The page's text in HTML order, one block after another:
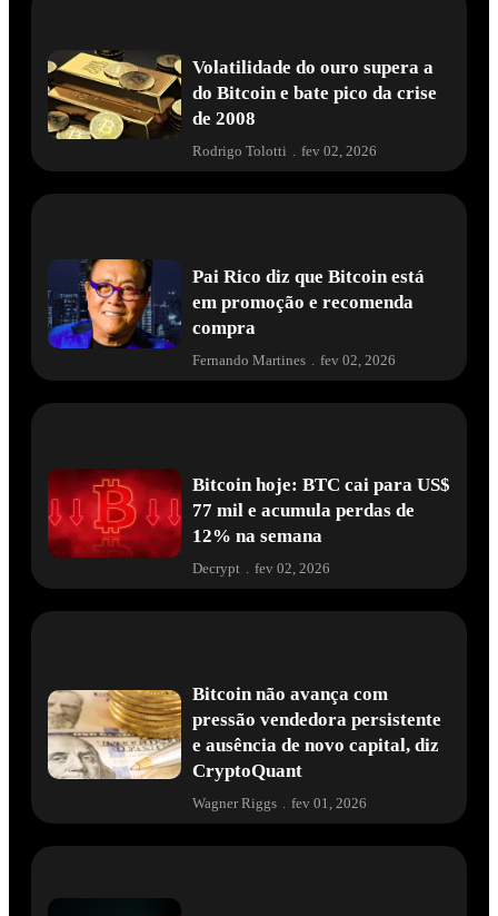
Volatilidade do ouro supera a
do Bitcoin e bate pico da crise
de 2008
Rodrigo Tolotti . fev 02, 2026
Pai Rico diz que Bitcoin está
em promoção e recomenda
compra
Fernando Martines fev 02, 2026
Bitcoin hoje: BTC cai para US$
77 mil e acumula perdas de
12% na semana
Decrypt . fev 02, 2026
Bitcoin não avança com
pressão vendedora persistente
e ausência de novo capital, diz
CryptoQuant
Wagner Riggs . fev 01, 2026